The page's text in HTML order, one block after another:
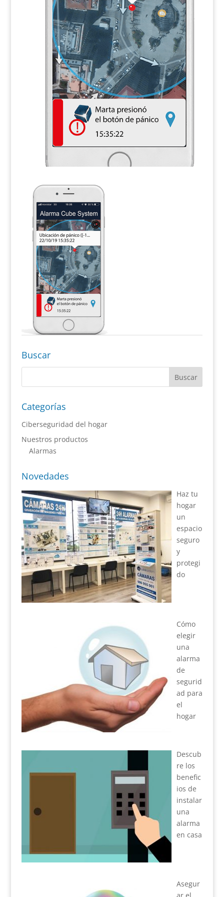
Buscar
Categorías
Ciberseguridad del hogar
Nuestros productos
Alarmas
Novedades
Haz tu
hogar
un
espacio
seguro
y
protegi
do
Cómo
elegir
una
alarma
de
segurid
ad para
el
hogar
Descub
re los
benefic
ios de
instalar
una
alarma
en casa
Asegur